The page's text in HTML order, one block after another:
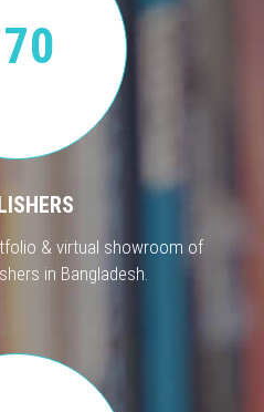
& virtual showroom of
in Bangladesh.